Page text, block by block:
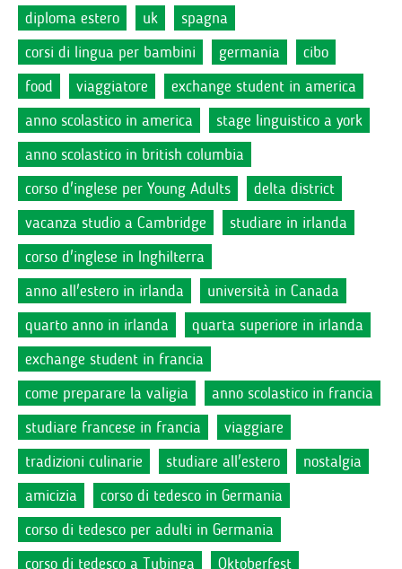
diploma estero
uk
spagna
corsi di lingua per bambini
germania
cibo
food
viaggiatore
exchange student in america
anno scolastico in america
stage linguistico a york
anno scolastico in british columbia
corso d'inglese per Young Adults
delta district
vacanza studio a Cambridge
studiare in irlanda
corso d'inglese in Inghilterra
anno all'estero in irlanda
università in Canada
quarto anno in irlanda
quarta superiore in irlanda
exchange student in francia
come preparare la valigia
anno scolastico in francia
studiare francese in francia
viaggiare
tradizioni culinarie
studiare all'estero
nostalgia
amicizia
corso di tedesco in Germania
corso di tedesco per adulti in Germania
corso di tedesco a Tubinga
Oktoberfest